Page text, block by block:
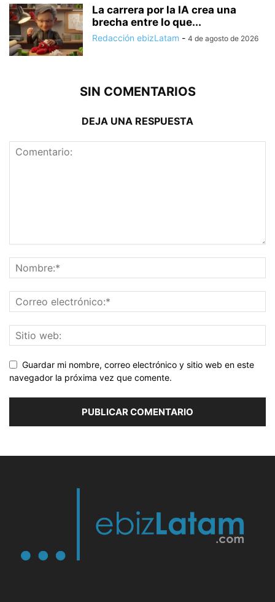
La carrera por la IA crea una
brecha entre lo que...
Redacción ebizLatam - 4 de agosto de 2026
SIN COMENTARIOS
DEJA UNA RESPUESTA
Guardar mi nombre, correo electrónico y sitio web en este
navegador la próxima vez que comente.